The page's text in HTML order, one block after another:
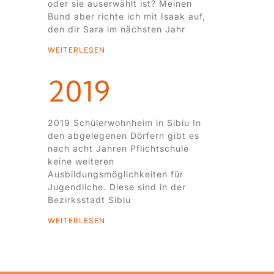
oder sie auserwählt ist? Meinen
Bund aber richte ich mit Isaak auf,
den dir Sara im nächsten Jahr
WEITERLESEN
2019
2019 Schülerwohnheim in Sibiu In
den abgelegenen Dörfern gibt es
nach acht Jahren Pflichtschule
keine weiteren
Ausbildungsmöglichkeiten für
Jugendliche. Diese sind in der
Bezirksstadt Sibiu
WEITERLESEN